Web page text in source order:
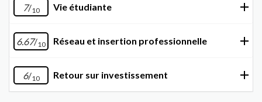
7/10 Vie étudiante
6.67/10 Réseau et insertion professionnelle
6/10 Retour sur investissement